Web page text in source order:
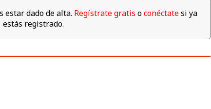
estar dado de alta. Regístrate gratis oconéctatesi ya
estás registrado.